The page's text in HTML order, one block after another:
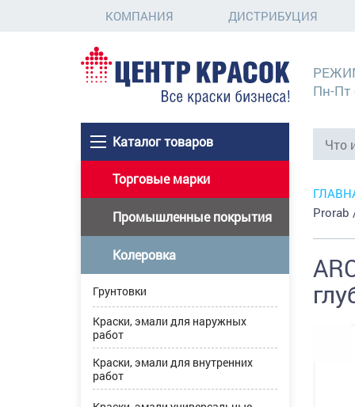
КОМПАНИЯ ДИСТРИБУЦИЯ
Каталог товаров
Пн-Пт
Торговые марки
Промышленные покрытия
Колеровка
Грунтовки
Краски, эмали для наружных
работ
Краски, эмали для внутренних
работ
Prorab